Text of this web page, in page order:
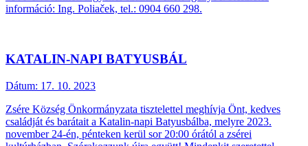
információ: Ing. Poliaček, tel.: 0904 660 298.
KATALIN-NAPI BATYUSBÁL
Dátum: 17. 10. 2023
Zsére Község Önkormányzata tisztelettel meghívja Önt, kedves
családját és barátait a Katalin-napi Batyusbálba, melyre 2023.
november 24-én, pénteken kerül sor 20:00 órától a zsérei